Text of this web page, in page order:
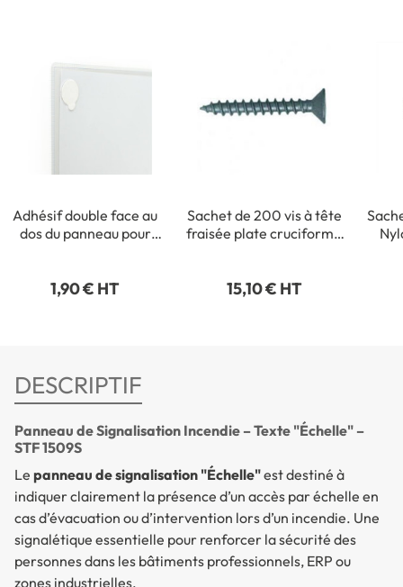
Adhésif double face au
dos du panneau pour
1,90 € HT
Sachet de 200 vis à tête
fraisée plate cruciforme
15,10 € HT
DESCRIPTIF
Panneau de Signalisation Incendie – Texte "Échelle" –
STF 1509S
Le panneau de signalisation "Échelle"est destiné à
indiquer clairement la présence d’un accès par échelle en
cas d’évacuation ou d’intervention lors d’un incendie. Une
signalétique essentielle pour renforcer la sécurité des
personnes dans les bâtiments professionnels, ERP ou
zones industrielles.